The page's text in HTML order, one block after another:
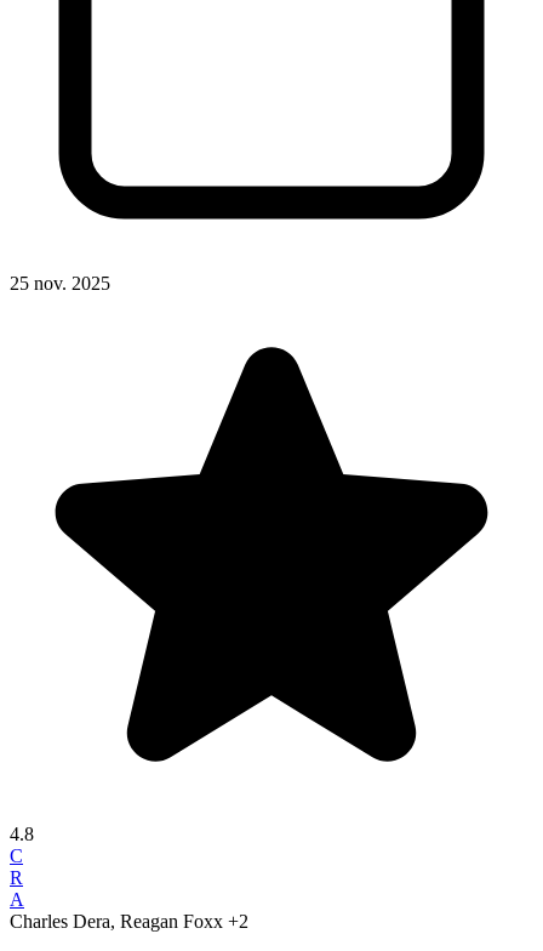
25 nov. 2025
4.8
C
R
A
Charles Dera, Reagan Foxx +2